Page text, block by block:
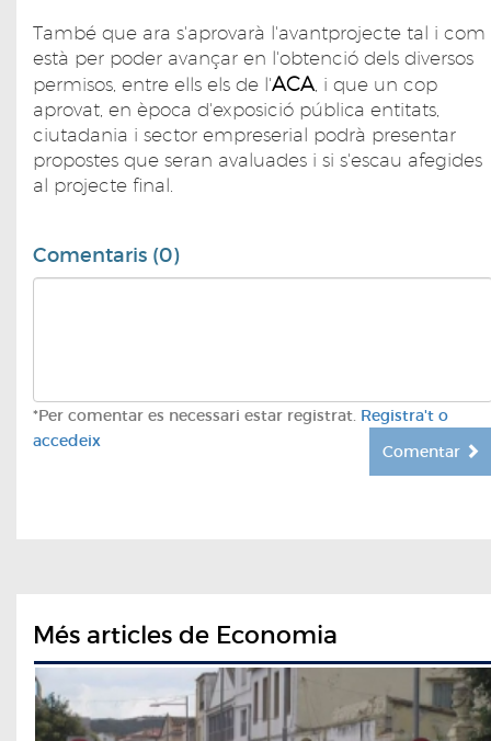
També que ara s'aprovarà l'avantprojecte tal i com
està per poder avançar en l'obtenció dels diversos
permisos, entre ells els de l'ACA, i que un cop
aprovat, en època d'exposició pública entitats,
ciutadania i sector empreserial podrà presentar
propostes que seran avaluades i si s'escau afegides
al projecte final.
Comentaris (0)
*Per comentar es necessari estar registrat. Registra't o
accedeix
Comentar
Més articles de Economia